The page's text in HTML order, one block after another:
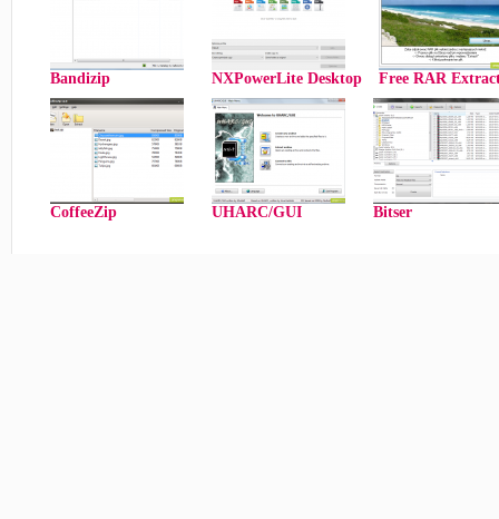
Bandizip NXPowerLite Desktop Free RAR
CoffeeZip UHARC/GUI Bitser